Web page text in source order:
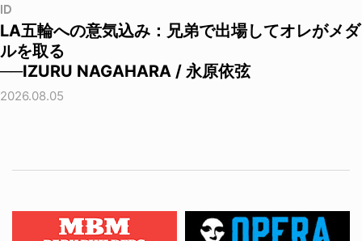
ID
LA五輪への意気込み：兄弟で出場してオレがメダ
ルを取る
──IZURU NAGAHARA / 永原依弦
2026.08.05